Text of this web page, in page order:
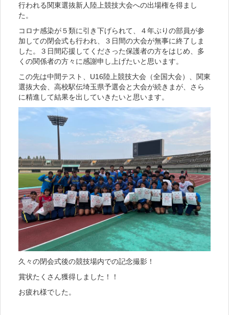
行われる関東選抜新人陸上競技大会への出場権を得まし
た。
コロナ感染が５類に引き下げられて、４年ぶりの部員が参
加しての閉会式も行われ、３日間の大会が無事に終了しま
した。３日間応援してくださった保護者の方をはじめ、多
くの関係者の方々に感謝申し上げたいと思います。
この先は中間テスト、U16陸上競技大会（全国大会）、関東
選抜大会、高校駅伝埼玉県予選会と大会が続きまが、さら
に精進して結果を出していきたいと思います。
久々の閉会式後の競技場内での記念撮影！
賞状たくさん獲得しました！！
お疲れ様でした。